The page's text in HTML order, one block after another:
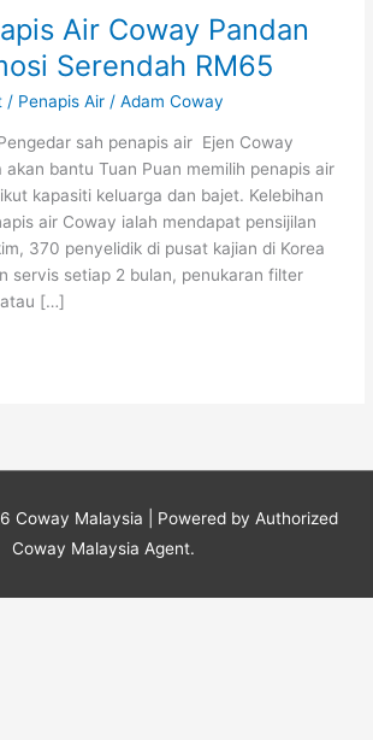
Air Coway Pandan
Serendah RM65
/ Penapis Air /Adam Coway
sah penapis air Ejen Coway
akan bantu Tuan Puan memilih penapis air
kapasiti keluarga dan bajet. Kelebihan
air Coway ialah mendapat pensijilan
370 penyelidik di pusat kajian di Korea
servis setiap 2 bulan, penukaran filter
[…]
Coway Malaysia | Powered by Authorized
Coway Malaysia Agent.